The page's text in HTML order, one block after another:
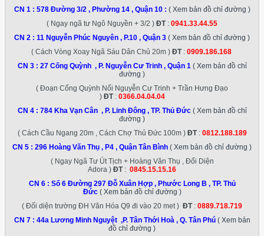
CN 1 : 578 Đường 3/2 , Phường 14 , Quận 10: ( Xem bản đồ chỉ đường )
( Ngay ngã tư Ngô Nguyền + 3/2 ) ĐT: 0941.33.44.55
CN 2 : 11 Nguyễn Phúc Nguyên , P.10 , Quận 3 ( Xem bản đồ chỉ đường )
( Cách Vòng Xoay Ngã Sáu Dân Chủ 20m ) ĐT: 0909.186.168
CN 3 : 27 Cống Quỳnh , P. Nguyễn Cư Trinh , Quận 1 ( Xem bản đồ chỉ
đường )
( Đoạn Cống Quỳnh Nối Nguyễn Cư Trinh + Trần Hưng Đạo
) ĐT: 0366.04.04.04
CN 4 : 784 Kha Vạn Cân , P. Linh Đông , TP. Thủ Đức( Xem bản đồ chỉ
đường )
( Cách Cầu Ngang 20m , Cách Chợ Thủ Đức 100m ) ĐT: 0812.188.189
CN 5 : 296 Hoàng Văn Thụ , P4 , Quận Tân Bình ( Xem bản đồ chỉ đường )
( Ngay Ngã Tư Út Tịch + Hoàng Văn Thụ , Đối Diện
Adora ) ĐT: 0845.15.15.16
CN 6 : Số 6 Đường 297 Đỗ Xuân Hợp , Phước Long B , TP. Thủ
Đức ( Xem bản đồ chỉ đường )
( Đối diện trường ĐH Văn Hóa Q9 đi vào 20 met ) ĐT: 0889.718.719
CN 7 : 44a Lương Minh Nguyệt ,P. Tân Thới Hoà , Q. Tân Phú ( Xem bản
đồ chỉ đường )